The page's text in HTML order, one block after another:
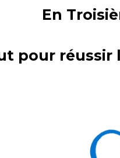
En
pour réussir